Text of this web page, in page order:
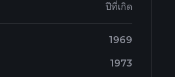
ปีที่เกิด
1969
1973